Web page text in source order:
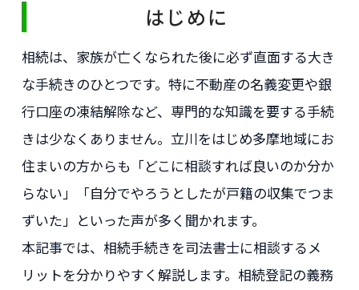
はじめに
相続は、家族が亡くなられた後に必ず直面する大き
な手続きのひとつです。特に不動産の名義変更や銀
行口座の凍結解除など、専門的な知識を要する手続
きは少なくありません。立川をはじめ多摩地域にお
住まいの方からも「どこに相談すれば良いのか分か
らない」「自分でやろうとしたが戸籍の収集でつま
ずいた」といった声が多く聞かれます。
本記事では、相続手続きを司法書士に相談するメ
リットを分かりやすく解説します。相続登記の義務